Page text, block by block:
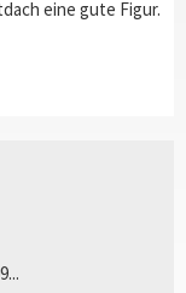
eine gute Figur.